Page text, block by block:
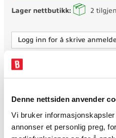
Denne nettsiden anvender
Vi bruker
annonser et personlig preg,
Logg inn for å skrive
Lager nettbutikk: 2
Woolf Merino er et norsk merke
tilbehør av den fineste kvaliteten
Hemsedal, inspireres merket av
langvarige brett- og skikulturen